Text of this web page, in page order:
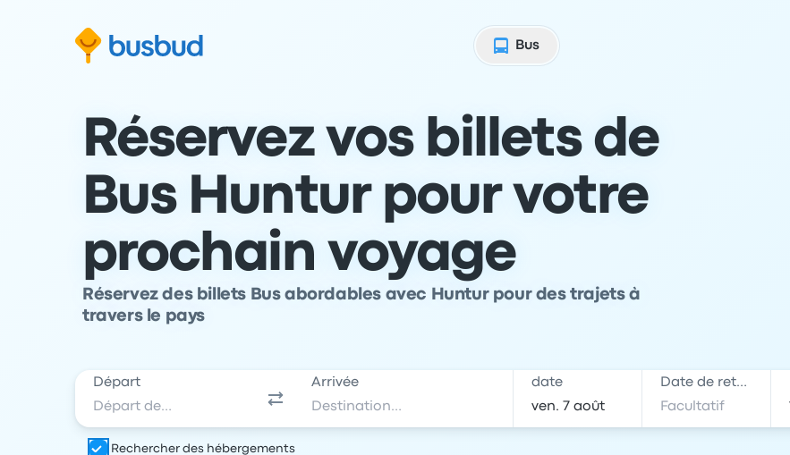
Bus
Réservez vos billets de
Bus Huntur pour votre
prochain voyage
Réservez des billets Bus abordables avec Huntur pour des trajets à
travers le pays
Départ Arrivée date Date de retour
Rechercher des hébergements